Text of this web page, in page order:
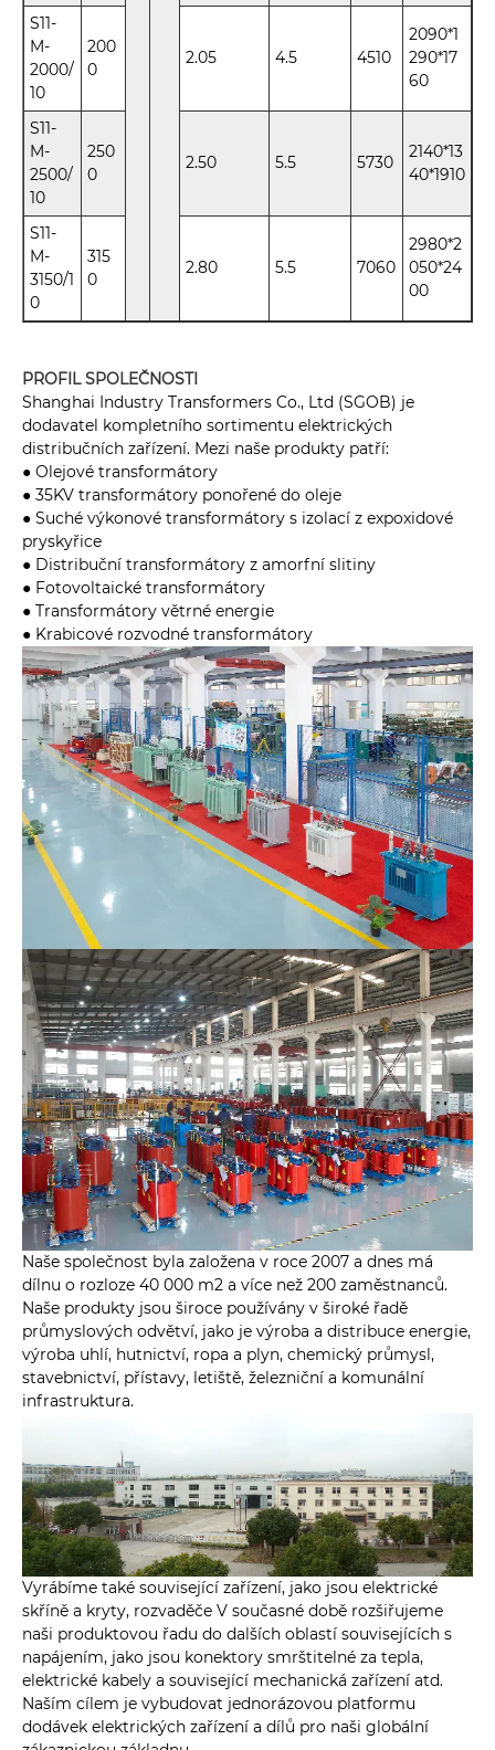
S11-
M-
2000/
10
200
0
2.05 4.5 4510
2090*1
290*17
60
S11-
M-
2500/
10
250
0
2.50 5.5 5730
2140*13
40*1910
S11-
M-
3150/1
0
315
0
2.80 5.5 7060
2980*2
050*24
00
PROFIL SPOLEČNOSTI
Shanghai Industry Transformers Co., Ltd (SGOB) je
dodavatel kompletního sortimentu elektrických
distribučních zařízení. Mezi naše produkty patří:
● Olejové transformátory
● 35KV transformátory ponořené do oleje
● Suché výkonové transformátory s izolací z expoxidové
pryskyřice
● Distribuční transformátory z amorfní slitiny
● Fotovoltaické transformátory
● Transformátory větrné energie
● Krabicové rozvodné transformátory
Naše společnost byla založena v roce 2007 a dnes má
dílnu o rozloze 40 000 m2 a více než 200 zaměstnanců.
Naše produkty jsou široce používány v široké řadě
průmyslových odvětví, jako je výroba a distribuce energie,
výroba uhlí, hutnictví, ropa a plyn, chemický průmysl,
stavebnictví, přístavy, letiště, železniční a komunální
infrastruktura.
Vyrábíme také související zařízení, jako jsou elektrické
skříně a kryty, rozvaděče V současné době rozšiřujeme
naši produktovou řadu do dalších oblastí souvisejících s
napájením, jako jsou konektory smrštitelné za tepla,
elektrické kabely a související mechanická zařízení atd.
Naším cílem je vybudovat jednorázovou platformu
dodávek elektrických zařízení a dílů pro naši globální